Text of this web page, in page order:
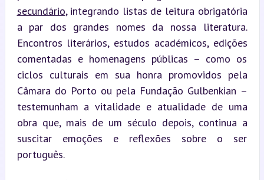
secundário, integrando listas de leitura obrigatória
a par dos grandes nomes da nossa literatura.
Encontros literários, estudos académicos, edições
comentadas e homenagens públicas – como os
ciclos culturais em sua honra promovidos pela
Câmara do Porto ou pela Fundação Gulbenkian –
testemunham a vitalidade e atualidade de uma
obra que, mais de um século depois, continua a
suscitar emoções e reflexões sobre o ser
português.